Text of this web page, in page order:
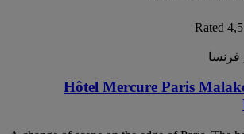
Rated
Hôtel Mercure Paris